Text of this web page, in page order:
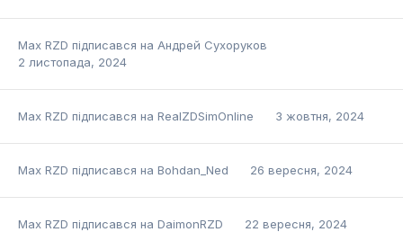
Max RZD підписався на Андрей Сухоруков
2 листопада, 2024
Max RZD підписався на RealZDSimOnline 3 жовтня, 2024
Max RZD підписався на Bohdan_Ned 26 вересня, 2024
Max RZD підписався на DaimonRZD 22 вересня, 2024